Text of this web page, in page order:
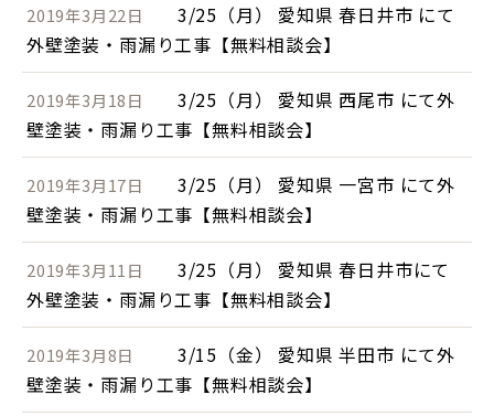
2019年3月22日
3/25（月） 愛知県 春日井市 にて
外壁塗装・雨漏り工事【無料相談会】
2019年3月18日
3/25（月） 愛知県 西尾市 にて外
壁塗装・雨漏り工事【無料相談会】
2019年3月17日
3/25（月） 愛知県 一宮市 にて外
壁塗装・雨漏り工事【無料相談会】
2019年3月11日
3/25（月） 愛知県 春日井市にて
外壁塗装・雨漏り工事【無料相談会】
2019年3月8日
3/15（金） 愛知県 半田市 にて外
壁塗装・雨漏り工事【無料相談会】